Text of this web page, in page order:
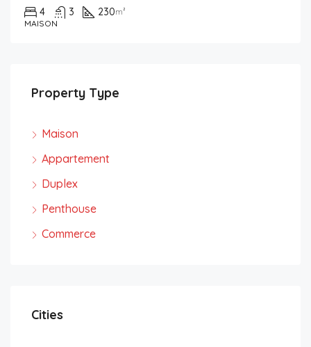
4 3 230m²
MAISON
Property Type
Maison
Appartement
Duplex
Penthouse
Commerce
Cities